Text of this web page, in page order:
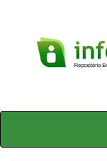
Skip